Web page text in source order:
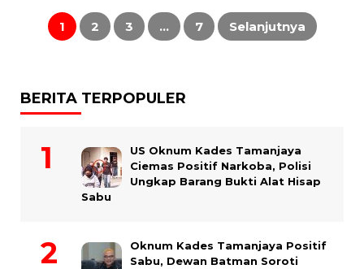
Paginasi
pos1 2 3 … 7 Selanjutnya
BERITA TERPOPULER
US Oknum Kades Tamanjaya
Ciemas Positif Narkoba, Polisi
Ungkap Barang Bukti Alat Hisap
Sabu
Oknum Kades Tamanjaya Positif
Sabu, Dewan Batman Soroti